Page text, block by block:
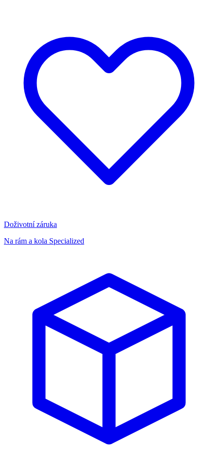
Doživotní záruka
Na rám a kola Specialized